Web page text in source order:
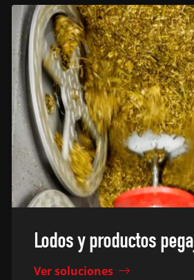
Lodos y productos
Ver soluciones